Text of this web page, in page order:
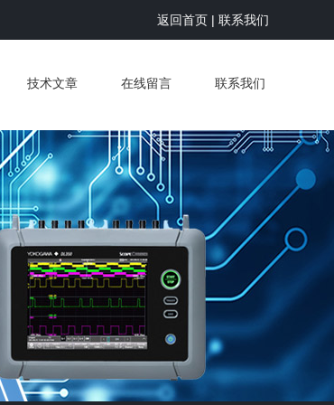
返回首页 | 联系我们
技术文章 在线留言 联系我们